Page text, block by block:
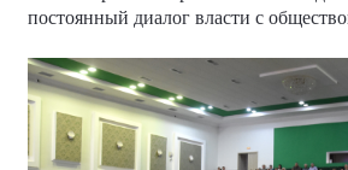
постоянный диалог власти с